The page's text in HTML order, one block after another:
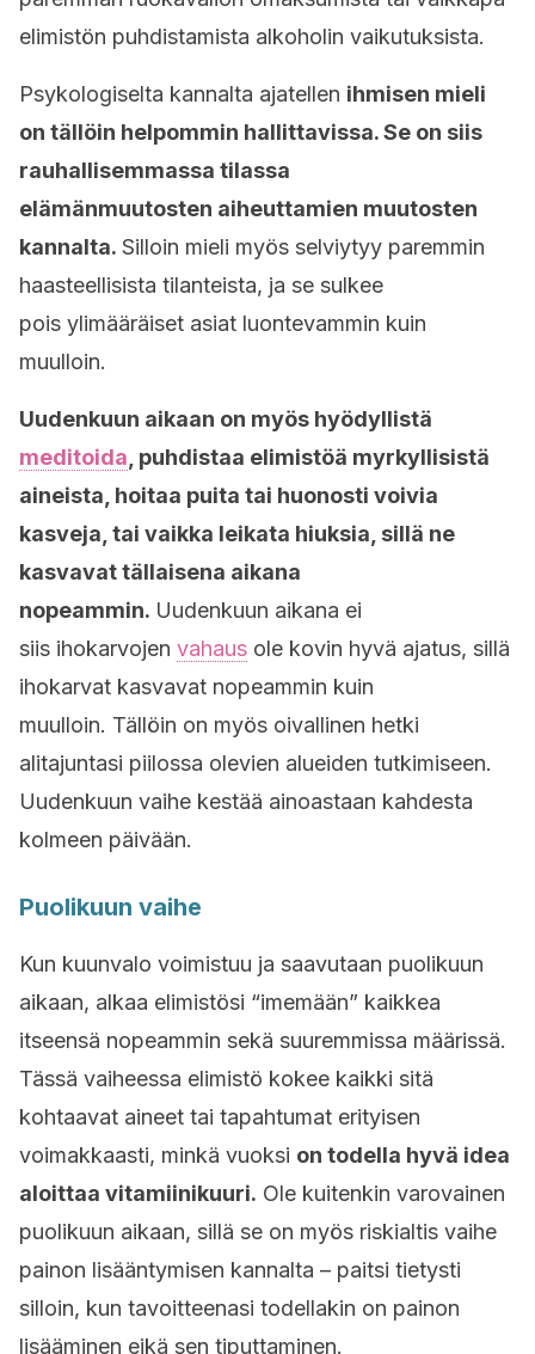
elimistön puhdistamista alkoholin vaikutuksista.
Psykologiselta kannalta ajatellen ihmisen mieli
on tällöin helpommin hallittavissa. Se on siis
rauhallisemmassa tilassa
elämänmuutosten aiheuttamien muutosten
kannalta. Silloin mieli myös selviytyy paremmin
haasteellisista tilanteista, ja se sulkee
pois ylimääräiset asiat luontevammin kuin
muulloin.
Uudenkuun aikaan on myös hyödyllistä
meditoida , puhdistaa elimistöä myrkyllisistä
aineista, hoitaa puita tai huonosti voivia
kasveja, tai vaikka leikata hiuksia, sillä ne
kasvavat tällaisena aikana
nopeammin. Uudenkuun aikana ei
siis ihokarvojen vahaus ole kovin hyvä ajatus, sillä
ihokarvat kasvavat nopeammin kuin
muulloin. Tällöin on myös oivallinen hetki
alitajuntasi piilossa olevien alueiden tutkimiseen.
Uudenkuun vaihe kestää ainoastaan kahdesta
kolmeen päivään.
Puolikuun vaihe
Kun kuunvalo voimistuu ja saavutaan puolikuun
aikaan, alkaa elimistösi “imemään” kaikkea
itseensä nopeammin sekä suuremmissa määrissä.
Tässä vaiheessa elimistö kokee kaikki sitä
kohtaavat aineet tai tapahtumat erityisen
voimakkaasti, minkä vuoksi on todella hyvä idea
aloittaa vitamiinikuuri. Ole kuitenkin varovainen
puolikuun aikaan, sillä se on myös riskialtis vaihe
painon lisääntymisen kannalta – paitsi tietysti
silloin, kun tavoitteenasi todellakin on painon
lisääminen eikä sen tiputtaminen.